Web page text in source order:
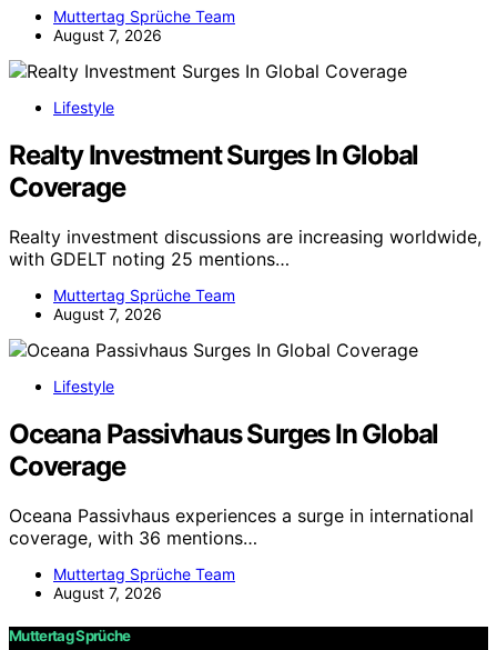
Muttertag Sprüche Team
August 7, 2026
Lifestyle
Realty Investment Surges In Global
Coverage
Realty investment discussions are increasing worldwide,
with GDELT noting 25 mentions…
Muttertag Sprüche Team
August 7, 2026
Lifestyle
Oceana Passivhaus Surges In Global
Coverage
Oceana Passivhaus experiences a surge in international
coverage, with 36 mentions…
Muttertag Sprüche Team
August 7, 2026
Muttertag Sprüche